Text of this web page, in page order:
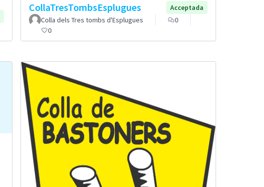
CollaTresTombsEsplugues
Acceptada
Colla dels Tres tombs d'Esplugues
0
0